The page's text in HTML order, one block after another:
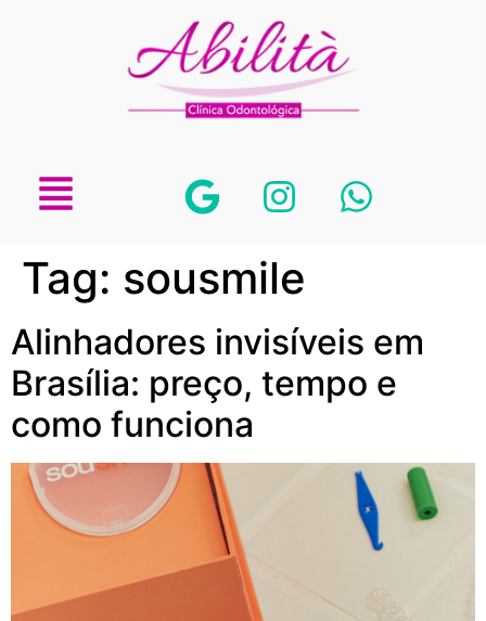
Tag: sousmile
Alinhadores invisíveis em
Brasília: preço, tempo e
como funciona